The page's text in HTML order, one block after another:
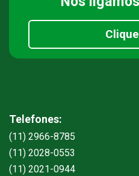
Telefones:
(11) 2966-8785
(11) 2028-0553
(11) 2021-0944